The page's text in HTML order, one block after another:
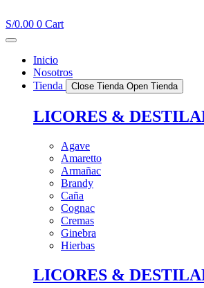
al
contenido
S/0.00 0 Cart
Inicio
Nosotros
Tienda
Close Tienda Open Tienda
LICORES &
Agave
Amaretto
Armañac
Brandy
Caña
Cognac
Cremas
Ginebra
Hierbas
LICORES &